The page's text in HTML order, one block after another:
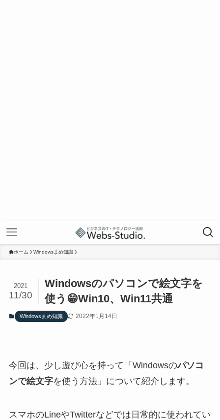
ホーム Windowsまめ知識
Windowsのパソコンで絵文字を
使う😁Win10、Win11共通
2021
11/30
Windowsまめ知識 2022年1月14日
今回は、少し遊び心を持って「Windowsのパソコ
ンで絵文字を使う方法」について紹介します。
スマホのLineやTwitterなどでは日常的に使われてい